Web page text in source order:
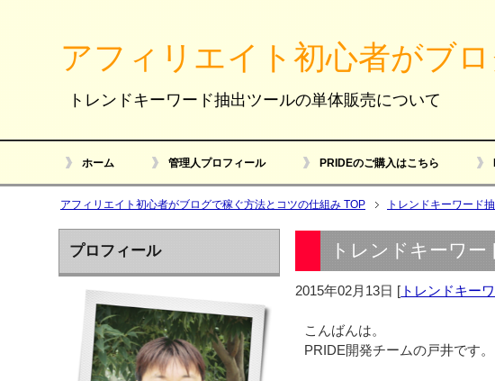
アフィリエイト初心者がブ
トレンドキーワード抽出ツールの単体販売について
ホーム 管理人プロフィール PRIDEのご購入はこちら
アフィリエイト初心者がブログで稼ぐ方法とコツの仕組み TOP トレンドキーワード
トレンドキーワ
2015年02月13日 [ トレンドキー
こんばんは。
PRIDE開発チームの戸井です。
プロフィール